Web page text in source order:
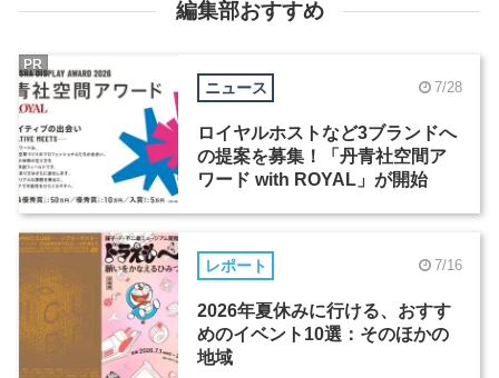
編集部おすすめ
ニュース 7/28
ロイヤルホストなど3ブランドへ
の提案を募集！「丹青社空間ア
ワード with ROYAL」が開始
PR
レポート 7/16
2026年夏休みに行ける、おすす
めのイベント10選：そのほかの
地域